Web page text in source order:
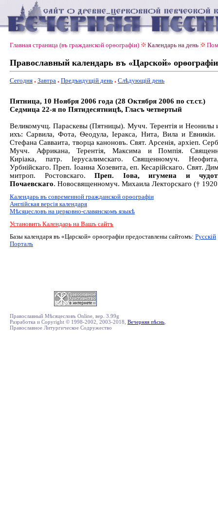
Главная страница (въ гражданской орѳографiи) Календарь на день
Православный календарь въ «Царской» орѳографiи
Сегодня Завтра Предъидущiй день Слѣдующiй день
Пятница, 10 Ноября 2006 года (28 Октября 2006 по ст.ст.)
Седмица 22-я по Пятидесятницѣ, Гласъ четвертый
Великомучц. Параскевы (Пятницы). Мучч. Терентія и Неонилы
ихъ: Сарвила, Фота, Ѳеодула, Іеракса, Нита, Вила и
Стефана Савваита, творца каноновъ. Свят. Арсенія, архіеп.
Мучч. Африкана, Терентія, Максима и Помпія.
Киріака, патр. Іерусалимскаго. Священномуч.
Урбнійскаго. Преп. Іоанна Хозевита, еп. Кесарійскаго. Свят.
митроп. Ростовскаго. Преп. Іова, игумена и
Почаевскаго. Новосвященномуч. Михаила Лекторскаго († 1920
Календарь въ современной гражданской орѳографiи
Англiйская версiя календаря
Мѣсяцесловъ на церковно-славянскомъ языкѣ
Установить Календарь на Вашъ сайтъ
Базы календаря въ «Царской» орѳографiи предоставлены сайтомъ: Русскiй
Порталъ
Православный Мѣсяцесловъ Online, вер. 3.99g
Разработка и Copyright © 1998-2002, 2003-2018, Вечерняя пѣснь
Православное Литургическое Содружество